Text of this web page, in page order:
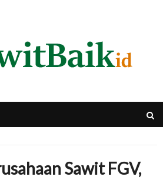
Sawit FGV,